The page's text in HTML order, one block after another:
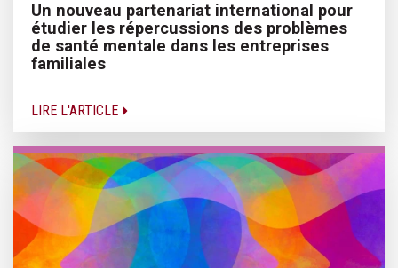
Un nouveau partenariat international pour
étudier les répercussions des problèmes
de santé mentale dans les entreprises
familiales
LIRE L'ARTICLE